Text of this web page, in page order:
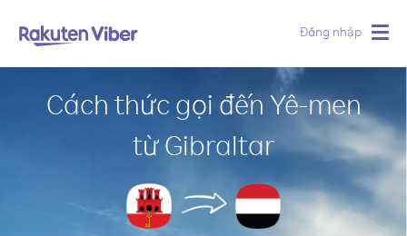
Đăng nhập
Cách thức gọi đến Yê-men
từ Gibraltar